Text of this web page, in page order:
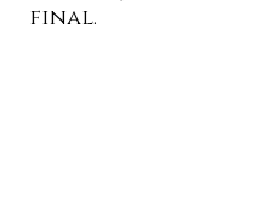
final.